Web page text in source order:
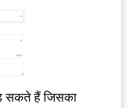
सकते हैं जिसका